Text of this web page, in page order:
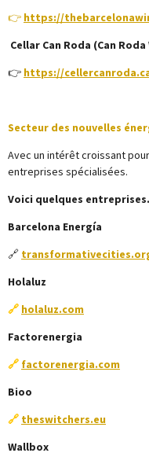
👉 https://
Cellar Can Roda (Can Roda
👉 https://
Secteur des nouvelles
Avec un intérêt croissant
entreprises spécialisées.
Voici quelques entreprises.
Barcelona Energía
🔗
Holaluz
🔗 holaluz.com
Factorenergia
🔗 factorenergia.com
Bioo
🔗 theswitchers.eu
Wallbox